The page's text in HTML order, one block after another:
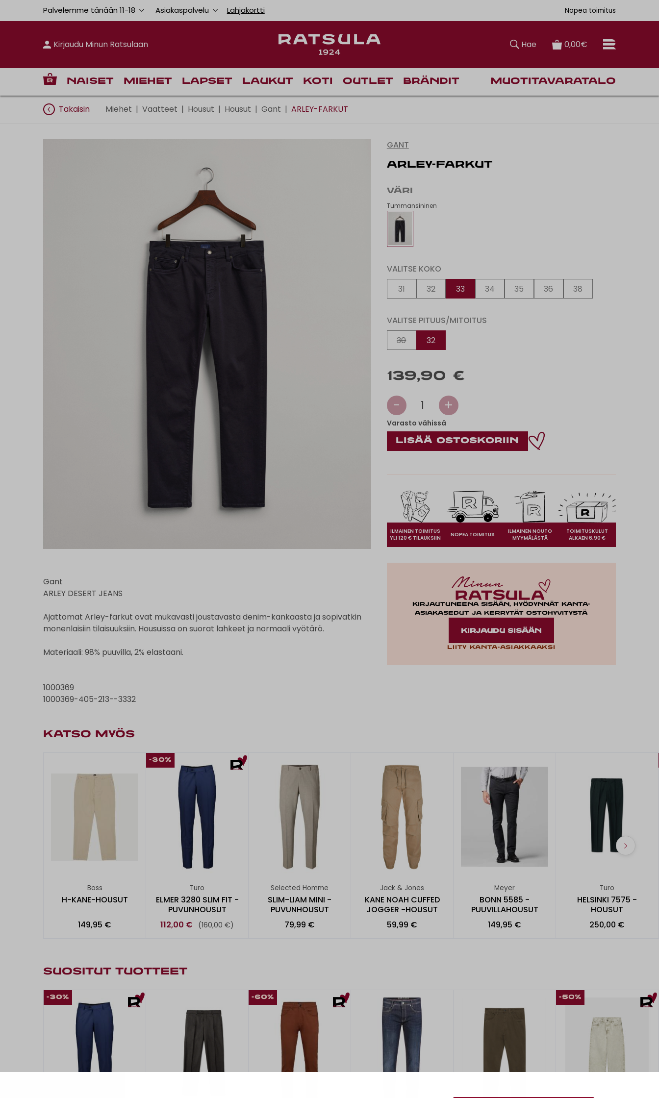
Palvelemme tänään 11-18 Asiakaspalvelu Lahjakortti Nopea toimitus
Kirjaudu Minun Ratsulaan Hae 0,00€
Naiset Miehet Lapset Laukut Koti Outlet Brändit Muotitavaratalo
Takaisin Miehet | Vaatteet | Housut | Housut | Gant | ARLEY-FARKUT
Gant
ARLEY DESERT JEANS
Ajattomat Arley-farkut ovat mukavasti joustavasta denim-kankaasta ja sopivatkin
monenlaisiin tilaisuuksiin. Housuissa on suorat lahkeet ja normaali vyötärö.
Materiaali: 98% puuvilla, 2% elastaani.
1000369
1000369-405-213--3332
GANT
ARLEY-FARKUT
VÄRI
Tummansininen
VALITSE KOKO
31
32 33 34 35 36 38
VALITSE PITUUS/MITOITUS
30
32
139,90 €
- 1 +
Varasto vähissä
ILMAINEN TOIMITUS
YLI 120 € TILAUKSIIN
NOPEA TOIMITUS
ILMAINEN NOUTO
MYYMÄLÄSTÄ
TOIMITUSKULUT
ALKAEN 6,90 €
Kirjautuneena sisään, hyödynnät kanta-
asiakasedut ja kerrytät ostohyvitystä
KIRJAUDU SISÄÄN
Liity kanta-asiakkaaksi
KATSO MYÖS
Boss
H-KANE-HOUSUT
149,95 €
-30%
Turo
ELMER 3280 SLIM FIT -
PUVUNHOUSUT
112,00 €
(160,00 €)
Selected Homme
SLIM-LIAM MINI -
PUVUNHOUSUT
79,99 €
Jack & Jones
KANE NOAH CUFFED
JOGGER -HOUSUT
59,99 €
Meyer
BONN 5585 -
PUUVILLAHOUSUT
149,95 €
Turo
HELSINKI 7575 -
HOUSUT
250,00 €
SUOSITUT TUOTTEET
-30% -60% -50%